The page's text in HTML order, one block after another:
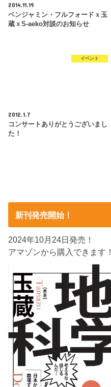
2014.11.19
ベンジャミン・フルフォードｘ玉
蔵ｘS-aeko対談のお知らせ
イベント
2012.1.7
コンサートありがとうございまし
た！
新刊発売開始！
2024年10月24日発売！
アマゾンから購入できます！